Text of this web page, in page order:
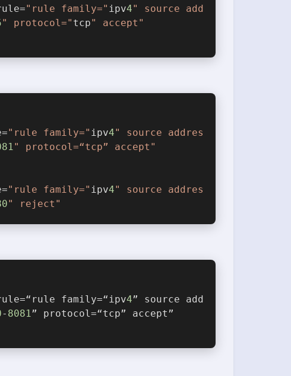
"rule family=" ipv4" source add
" protocol=" tcp" accept"
"rule family=" ipv4" source addres
" protocol=“tcp” accept"
"rule family=" ipv4" source addres
" reject"
family=“ipv4” source add
- 8081” protocol=“tcp” accept”